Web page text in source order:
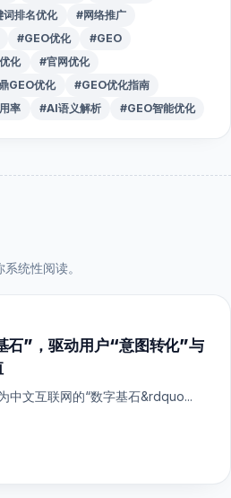
排名优化
#网络推广
#GEO优化
#GEO
化
#官网优化
GEO优化
#GEO优化指南
率 #AI语义解析 #GEO智能优化
统性阅读。
石”，驱动用户“意图转化”与
中文互联网的“数字基石&rdquo...